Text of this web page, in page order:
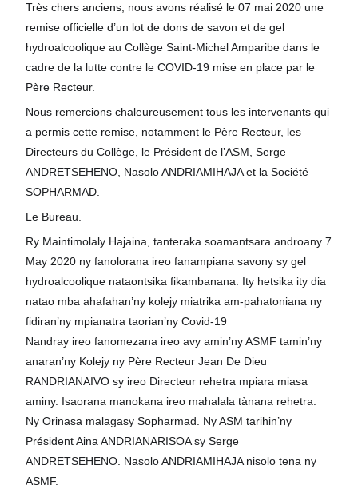
Très chers anciens, nous avons réalisé le 07 mai 2020 une
remise officielle d’un lot de dons de savon et de gel
hydroalcoolique au Collège Saint-Michel Amparibe dans le
cadre de la lutte contre le COVID-19 mise en place par le
Père Recteur.
Nous remercions chaleureusement tous les intervenants qui
a permis cette remise, notamment le Père Recteur, les
Directeurs du Collège, le Président de l’ASM, Serge
ANDRETSEHENO, Nasolo ANDRIAMIHAJA et la Société
SOPHARMAD.
Le Bureau.
Ry Maintimolaly Hajaina, tanteraka soamantsara androany 7
May 2020 ny fanolorana ireo fanampiana savony sy gel
hydroalcoolique nataontsika fikambanana. Ity hetsika ity dia
natao mba ahafahan’ny kolejy miatrika am-pahatoniana ny
fidiran’ny mpianatra taorian’ny Covid-19
Nandray ireo fanomezana ireo avy amin’ny ASMF tamin’ny
anaran’ny Kolejy ny Père Recteur Jean De Dieu
RANDRIANAIVO sy ireo Directeur rehetra mpiara miasa
aminy. Isaorana manokana ireo mahalala tànana rehetra.
Ny Orinasa malagasy Sopharmad. Ny ASM tarihin’ny
Président Aina ANDRIANARISOA sy Serge
ANDRETSEHENO. Nasolo ANDRIAMIHAJA nisolo tena ny
ASMF.